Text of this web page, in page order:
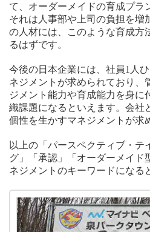
て、オーダーメイドの育成プラ
それは人事部や上司の負担を増
の人材には、このような育成方
るはずです。
今後の日本企業には、社員1人
ネジメントが求められており、
ジメント能力や育成能力を身に
織課題になるといえます。会社
個性を生かすマネジメントが求
以上の「パースペクティブ・テ
グ」「承認」「オーダーメイド
ネジメントのキーワードになる